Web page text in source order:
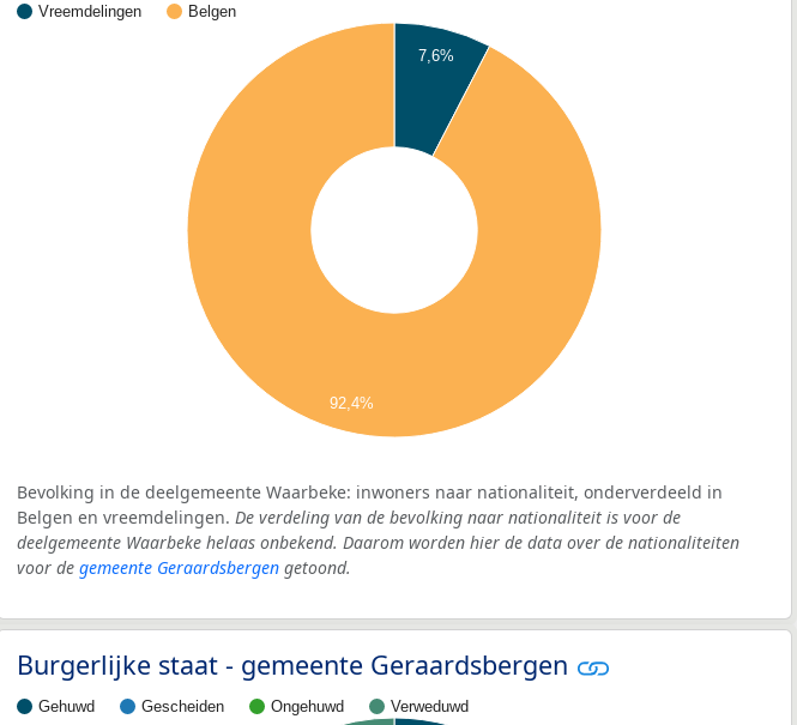
Vreemdelingen Belgen
7,6%
92,4%
Bevolking in de deelgemeente Waarbeke: inwoners naar nationaliteit, onderverdeeld in
Belgen en vreemdelingen. De verdeling van de bevolking naar nationaliteit is voor de
deelgemeente Waarbeke helaas onbekend. Daarom worden hier de data over de nationaliteiten
voor de gemeente Geraardsbergen getoond.
Burgerlijke staat - gemeente Geraardsbergen
Gehuwd Gescheiden Ongehuwd Verweduwd